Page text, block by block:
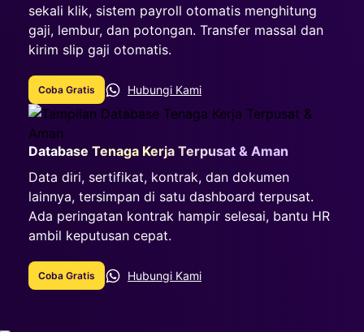
sekali klik, sistem payroll otomatis menghitung
gaji, lembur, dan potongan. Transfer massal dan
kirim slip gaji otomatis.
Coba Gratis Hubungi Kami
Database Tenaga Kerja Terpusat & Aman
Data diri, sertifikat, kontrak, dan dokumen
lainnya, tersimpan di satu dashboard terpusat.
Ada peringatan kontrak hampir selesai, bantu HR
ambil keputusan cepat.
Coba Gratis Hubungi Kami